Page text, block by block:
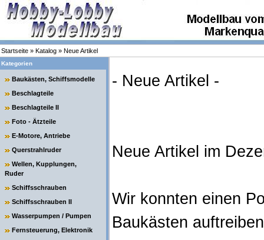
Startseite » Katalog » Neue Artikel
Kategorien
Baukästen, Schiffsmodelle
Beschlagteile
Beschlagteile II
Foto - Ätzteile
E-Motore, Antriebe
Querstrahlruder
Wellen, Kupplungen,
Ruder
Schiffsschrauben
Schiffsschrauben II
Wasserpumpen / Pumpen
Fernsteuerung, Elektronik
- Neue Artikel -
Neue Artikel im
Wir konnten einen
Baukästen